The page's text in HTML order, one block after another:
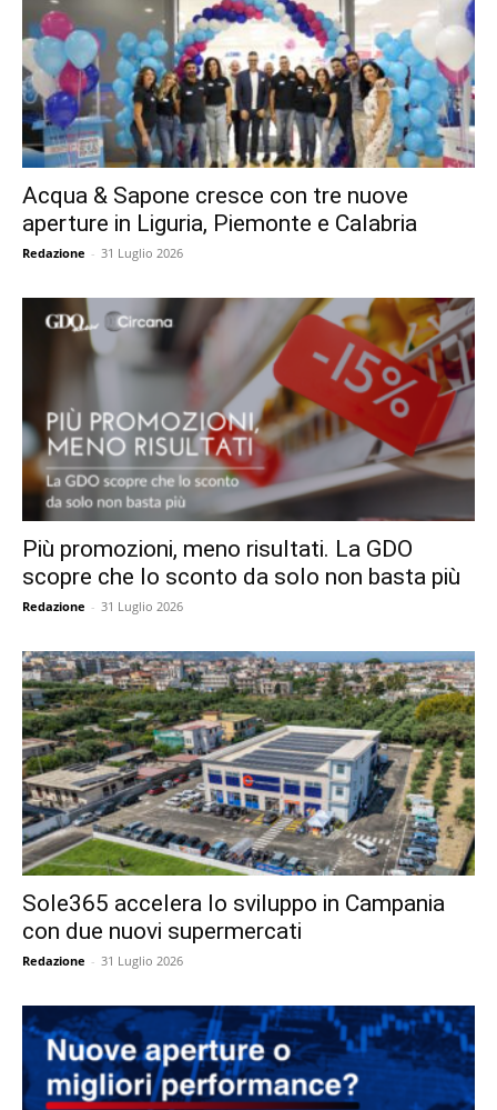
Acqua & Sapone cresce con tre nuove
aperture in Liguria, Piemonte e Calabria
Redazione - 31 Luglio 2026
Più promozioni, meno risultati. La GDO
scopre che lo sconto da solo non basta più
Redazione - 31 Luglio 2026
Sole365 accelera lo sviluppo in Campania
con due nuovi supermercati
Redazione - 31 Luglio 2026